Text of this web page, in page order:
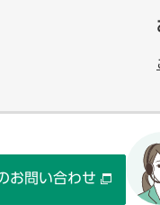
お問い合わせ